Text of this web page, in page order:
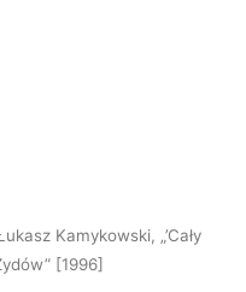
Kamykowski, „’Cały
[1996]